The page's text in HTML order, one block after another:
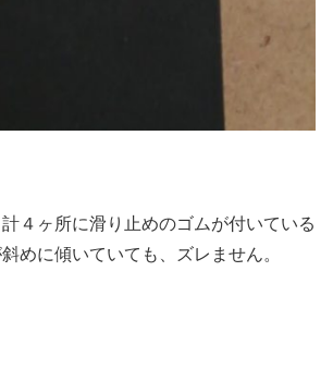
４ヶ所に滑り止めのゴムが付いている
めに傾いていても、ズレません。